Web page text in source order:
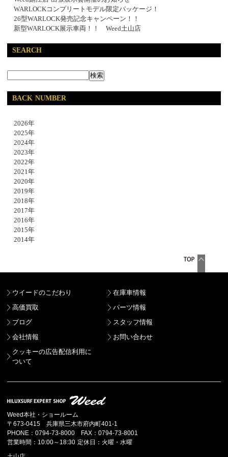
WARLOCKコンプリートモデル限定パッケージ！
26型WARLOCK発売記念キャンペーン！！
新型WARLOCK展示車両！！ Weed土山店
SEARCH
BACK NUMBER
2026年
2025年
2024年
2023年
2022年
2021年
2020年
2019年
2018年
2017年
2016年
2015年
2014年
ウイードのこだわり
在庫車情報
高価買取
パーツ情報
ブログ
スタッフ情報
会社情報
お問い合わせ
クッキーの広告配信利用に
ついて
Weed本社・ショールーム
〒673-0415 兵庫県三木市府内町401-1
PHONE：0794-73-8000 FAX：0794-73-8001
営業時間：10:00～18:30 定休日：火曜・水曜